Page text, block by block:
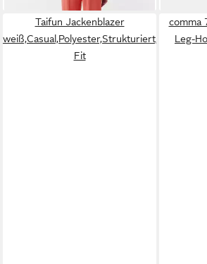
Taifun Jackenblazer
Fit
comma
Leg-